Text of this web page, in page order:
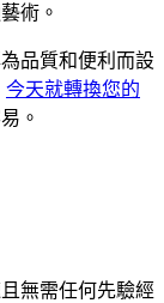
術。
品質和便利而設
今天就轉換您的
。
無需任何先驗經